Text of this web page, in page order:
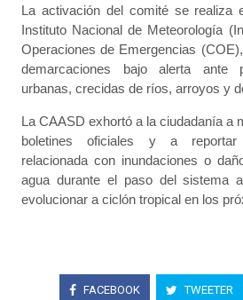
La activación del comité se realiza
Instituto Nacional de Meteorología
Operaciones de Emergencias
demarcaciones bajo alerta ante
urbanas, crecidas de ríos, arroyos y
La CAASD exhortó a la ciudadanía a
boletines oficiales y a reportar
relacionada con inundaciones o
agua durante el paso del sistema
evolucionar a ciclón tropical en los
FACEBOOK TWEETER